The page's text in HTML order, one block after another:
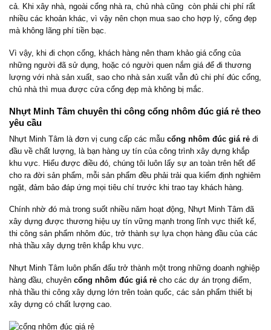
cả. Khi xây nhà, ngoài cổng nhà ra, chủ nhà cũng còn phải chi phí rất
nhiều các khoản khác, vì vậy nên chọn mua sao cho hợp lý, cổng đẹp
mà không lãng phí tiền bạc.
Vì vậy, khi đi chọn cổng, khách hàng nên tham khảo giá cổng của
những người đã sử dụng, hoặc có người quen nắm giá để đi thương
lượng với nhà sản xuất, sao cho nhà sản xuất vẫn đủ chi phí đúc cổng,
chủ nhà thì mua được cửa cổng đẹp mà không bị mắc.
Nhựt Minh Tâm chuyên thi công cổng nhôm đúc giá rẻ theo
yêu cầu
Nhựt Minh Tâm là đơn vị cung cấp các mẫu cổng nhôm đúc giá rẻ đi
đầu về chất lượng, là bạn hàng uy tín của công trình xây dựng khắp
khu vực. Hiểu được điều đó, chúng tôi luôn lấy sự an toàn trên hết để
cho ra đời sản phẩm, mỗi sản phẩm đều phải trải qua kiểm định nghiêm
ngặt, đảm bảo đáp ứng mọi tiêu chí trước khi trao tay khách hàng.
Chính nhờ đó mà trong suốt nhiều năm hoạt động, Nhựt Minh Tâm đã
xây dựng được thương hiệu uy tín vững mạnh trong lĩnh vực thiết kế,
thi công sản phẩm nhôm đúc, trở thành sự lựa chọn hàng đầu của các
nhà thầu xây dựng trên khắp khu vực.
Nhựt Minh Tâm luôn phấn đấu trở thành một trong những doanh nghiệp
hàng đầu, chuyên cổng nhôm đúc giá rẻ cho các dự án trọng điểm,
nhà thầu thi công xây dựng lớn trên toàn quốc, các sản phẩm thiết bị
xây dựng có chất lượng cao.